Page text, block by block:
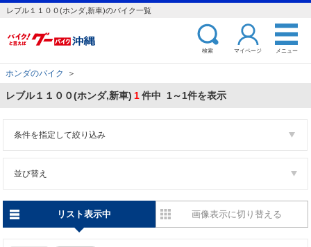
レブル１１００(ホンダ,新車)のバイク一覧
検索 マイページ メニュー
ホンダのバイク ＞
レブル１１００(ホンダ,新車) 1件中 1～1件を表示
条件を指定して絞り込み
並び替え
リスト表示中 画像表示に切り替える